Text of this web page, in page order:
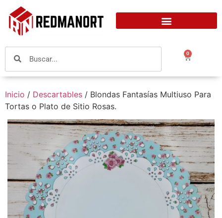
0
Inicio / Descartables / Blondas Fantasías Multiuso Para
Tortas o Plato de Sitio Rosas.